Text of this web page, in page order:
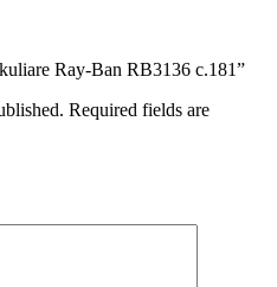
Ray-Ban RB3136 c.181”
Required fields are